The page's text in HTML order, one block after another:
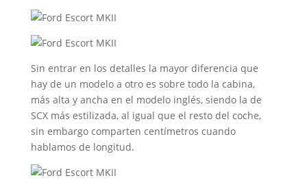
Sin entrar en los detalles la mayor diferencia que
hay de un modelo a otro es sobre todo la cabina,
más alta y ancha en el modelo inglés, siendo la de
SCX más estilizada, al igual que el resto del coche,
sin embargo comparten centímetros cuando
hablamos de longitud.